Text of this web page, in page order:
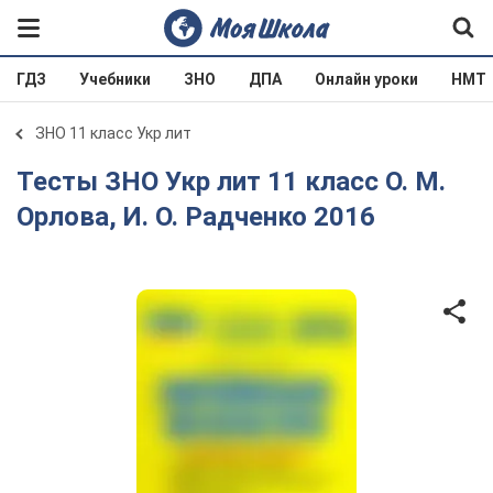
ГДЗ Учебники ЗНО ДПА Онлайн уроки НМТ
ЗНО 11 класс Укр лит
Тесты ЗНО Укр лит 11 класс О. М.
Орлова, И. О. Радченко 2016